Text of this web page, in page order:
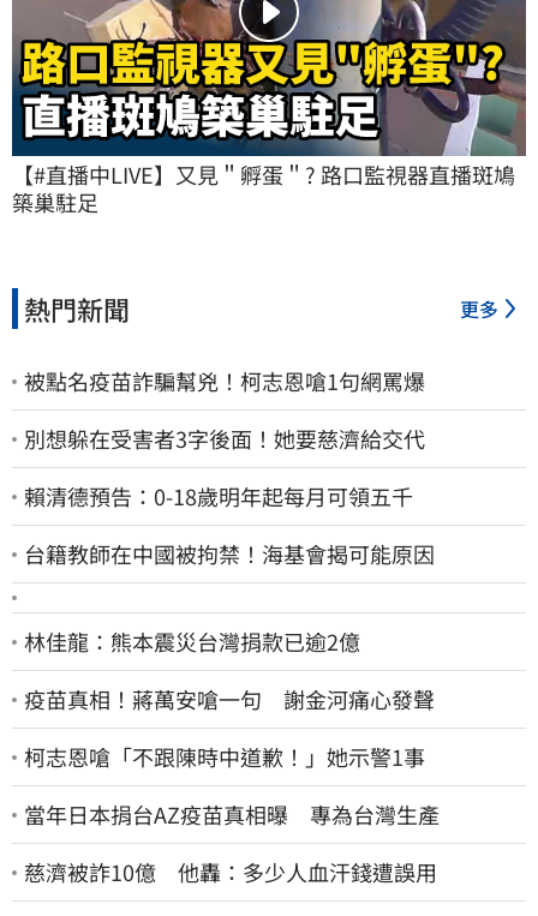
【#直播中LIVE】又見＂孵蛋＂? 路口監視器直播斑鳩
築巢駐足
熱門新聞 更多
被點名疫苗詐騙幫兇！柯志恩嗆1句網罵爆
別想躲在受害者3字後面！她要慈濟給交代
賴清德預告：0-18歲明年起每月可領五千
台籍教師在中國被拘禁！海基會揭可能原因
林佳龍：熊本震災台灣捐款已逾2億
疫苗真相！蔣萬安嗆一句 謝金河痛心發聲
柯志恩嗆「不跟陳時中道歉！」她示警1事
當年日本捐台AZ疫苗真相曝 專為台灣生產
慈濟被詐10億 他轟：多少人血汗錢遭誤用